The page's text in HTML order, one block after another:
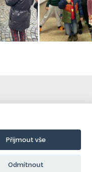
Přijmout vše
Odmítnout